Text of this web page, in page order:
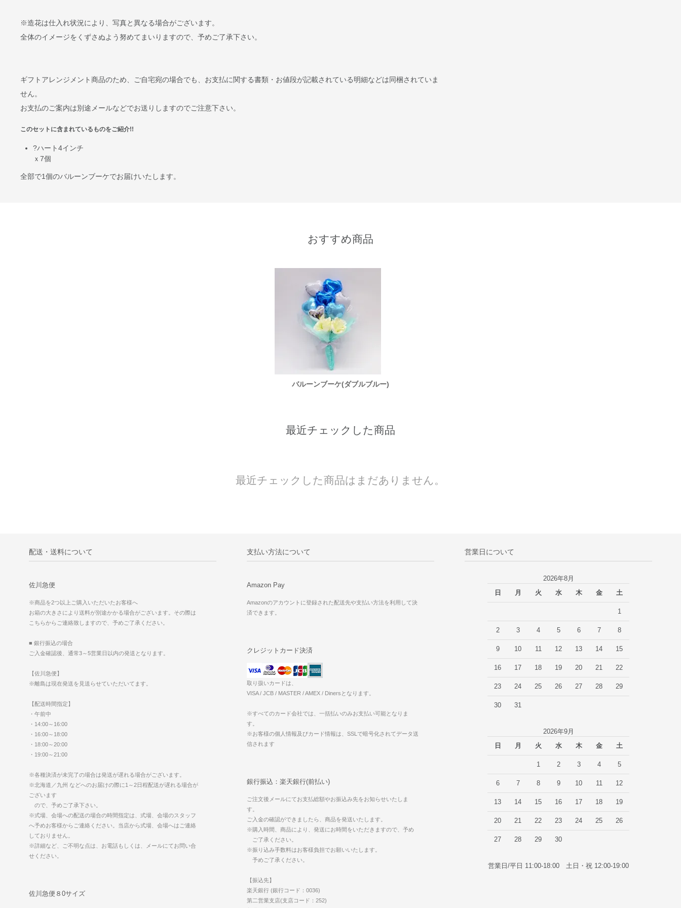
※造花は仕入れ状況により、写真と異なる場合がございます。
全体のイメージをくずさぬよう努めてまいりますので、予めご了承下さい。
ギフトアレンジメント商品のため、ご自宅宛の場合でも、お支払に関する書類・お値段が記載されている明細などは同梱されていま
せん。
お支払のご案内は別途メールなどでお送りしますのでご注意下さい。
このセットに含まれているものをご紹介!!
?ハート4インチ
ｘ7個
全部で1個のバルーンブーケでお届けいたします。
おすすめ商品
バルーンブーケ(ダブルブルー)
最近チェックした商品
最近チェックした商品はまだありません。
配送・送料について
佐川急便
※商品を2つ以上ご購入いただいたお客様へ
お箱の大きさにより送料が別途かかる場合がございます。その際は
こちらからご連絡致しますので、予めご了承ください。
■ 銀行振込の場合
ご入金確認後、通常3～5営業日以内の発送となります。
【佐川急便】
※離島は現在発送を見送らせていただいてます。
【配送時間指定】
・午前中
・14:00～16:00
・16:00～18:00
・18:00～20:00
・19:00～21:00
※各種決済が未完了の場合は発送が遅れる場合がございます。
※北海道／九州 などへのお届けの際に1～2日程配送が遅れる場合が
ございます
ので、予めご了承下さい。
※式場、会場への配送の場合の時間指定は、式場、会場のスタッフ
へ予めお客様からご連絡ください。当店から式場、会場へはご連絡
しておりません。
※詳細など、ご不明な点は、お電話もしくは、メールにてお問い合
せください。
佐川急便８0サイズ
支払い方法について
Amazon Pay
Amazonのアカウントに登録された配送先や支払い方法を利用して決
済できます。
クレジットカード決済
取り扱いカードは、
VISA / JCB / MASTER / AMEX / Dinersとなります。
※すべてのカード会社では、一括払いのみお支払い可能となりま
す。
※お客様の個人情報及びカード情報は、SSLで暗号化されてデータ送
信されます
銀行振込：楽天銀行(前払い)
ご注文後メールにてお支払総額やお振込み先をお知らせいたしま
す。
ご入金の確認ができましたら、商品を発送いたします。
※購入時間、商品により、発送にお時間をいただきますので、予め
ご了承ください。
※振り込み手数料はお客様負担でお願いいたします。
予めご了承ください。
【振込先】
楽天銀行 (銀行コード：0036)
第二営業支店(支店コード：252)
営業日について
2026年8月
日
月 火 水 木 金 土
1
2 3 4 5 6 7 8
9 10 11 12 13 14 15
16 17 18 19 20 21 22
23 24 25 26 27 28 29
30 31
2026年9月
日
月 火 水 木 金 土
1 2 3 4 5
6 7 8 9 10 11 12
13 14 15 16 17 18 19
20 21 22 23 24 25 26
27 28 29 30
営業日/平日 11:00-18:00 土日・祝 12:00-19:00